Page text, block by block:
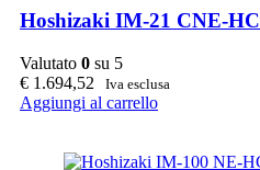
Hoshizaki IM-21 CNE-HC
Valutato 0 su 5
€ 1.694,52 Iva esclusa
Aggiungi al carrello